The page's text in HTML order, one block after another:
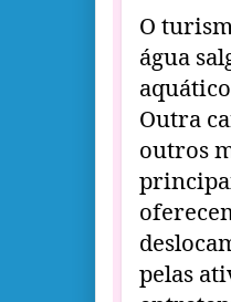
O
água
Outra
outros
pelas